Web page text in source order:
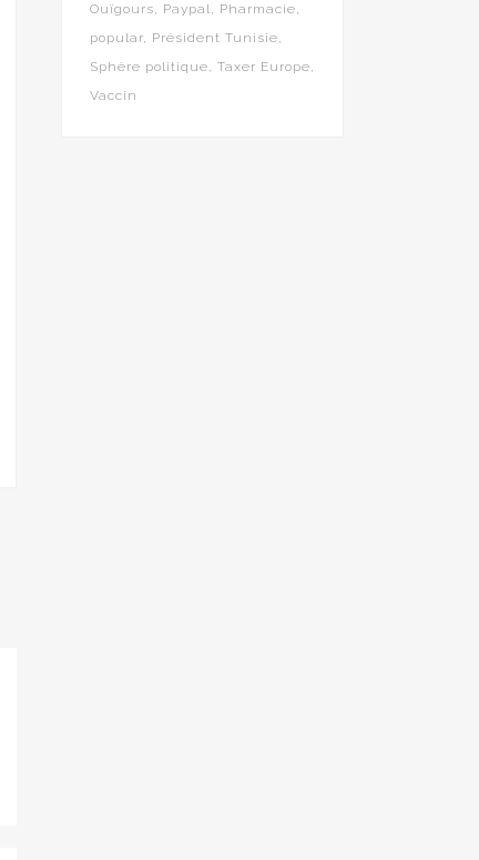
Ouïgours
Paypal
Pharmacie
popular
Président Tunisie
Sphère politique
Taxer Europe
Vaccin